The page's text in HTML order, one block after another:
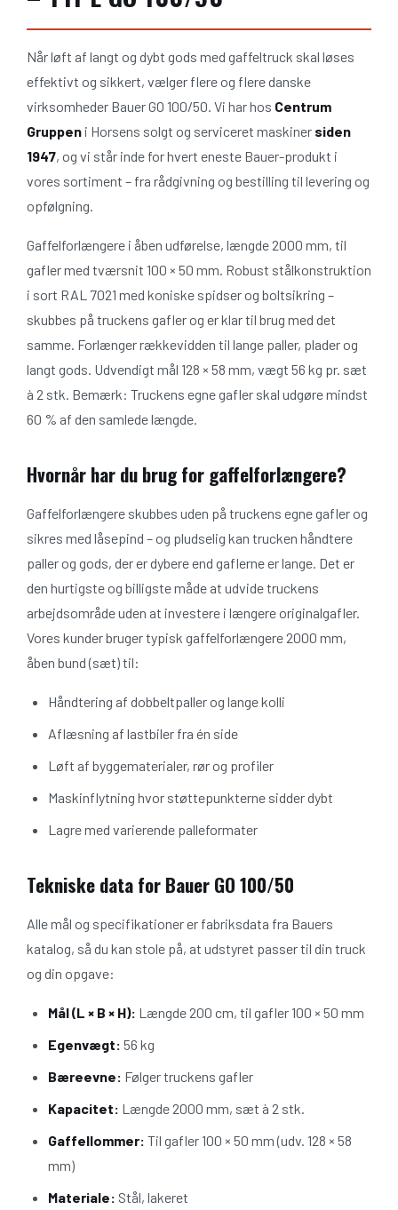
Når løft af langt og dybt gods med gaffeltruck skal løses
effektivt og sikkert, vælger flere og flere danske
virksomheder Bauer GO 100/50. Vi har hos Centrum
Gruppen i Horsens solgt og serviceret maskiner siden
1947, og vi står inde for hvert eneste Bauer-produkt i
vores sortiment – fra rådgivning og bestilling til levering og
opfølgning.
Gaffelforlængere i åben udførelse, længde 2000 mm, til
gafler med tværsnit 100 × 50 mm. Robust stålkonstruktion
i sort RAL 7021 med koniske spidser og boltsikring –
skubbes på truckens gafler og er klar til brug med det
samme. Forlænger rækkevidden til lange paller, plader og
langt gods. Udvendigt mål 128 × 58 mm, vægt 56 kg pr. sæt
à 2 stk. Bemærk: Truckens egne gafler skal udgøre mindst
60 % af den samlede længde.
Hvornår har du brug for gaffelforlængere?
Gaffelforlængere skubbes uden på truckens egne gafler og
sikres med låsepind – og pludselig kan trucken håndtere
paller og gods, der er dybere end gaflerne er lange. Det er
den hurtigste og billigste måde at udvide truckens
arbejdsområde uden at investere i længere originalgafler.
Vores kunder bruger typisk gaffelforlængere 2000 mm,
åben bund (sæt) til:
Håndtering af dobbeltpaller og lange kolli
Aflæsning af lastbiler fra én side
Løft af byggematerialer, rør og profiler
Maskinflytning hvor støttepunkterne sidder dybt
Lagre med varierende palleformater
Tekniske data for Bauer GO 100/50
Alle mål og specifikationer er fabriksdata fra Bauers
katalog, så du kan stole på, at udstyret passer til din truck
og din opgave:
Mål (L × B × H): Længde 200 cm, til gafler 100 × 50 mm
Egenvægt: 56 kg
Bæreevne: Følger truckens gafler
Kapacitet: Længde 2000 mm, sæt à 2 stk.
Gaffellommer: Til gafler 100 × 50 mm (udv. 128 × 58
mm)
Materiale: Stål, lakeret